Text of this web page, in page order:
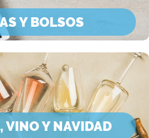
Y BOLSOS
VINO Y NAVIDAD